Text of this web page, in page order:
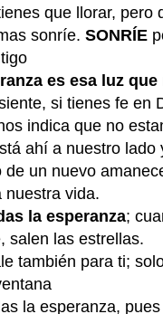
que llorar, pero
sonríe. SONRÍE
es esa luz que
si tienes fe en
indica que no
ahí a nuestro lado
de un nuevo
nuestra vida.
la esperanza;
salen las estrellas.
también para ti; solo
la esperanza,